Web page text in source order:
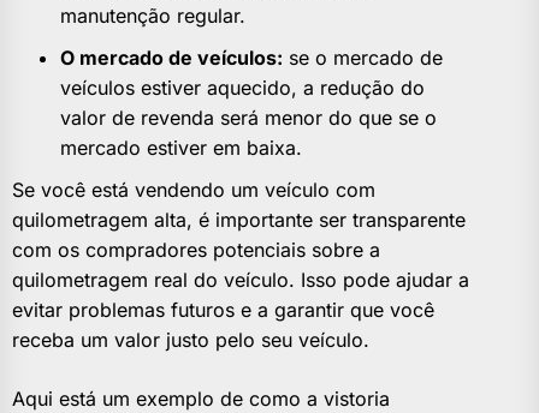
manutenção regular.
O mercado de veículos: se o mercado de
veículos estiver aquecido, a redução do
valor de revenda será menor do que se o
mercado estiver em baixa.
Se você está vendendo um veículo com
quilometragem alta, é importante ser transparente
com os compradores potenciais sobre a
quilometragem real do veículo. Isso pode ajudar a
evitar problemas futuros e a garantir que você
receba um valor justo pelo seu veículo.
Aqui está um exemplo de como a vistoria